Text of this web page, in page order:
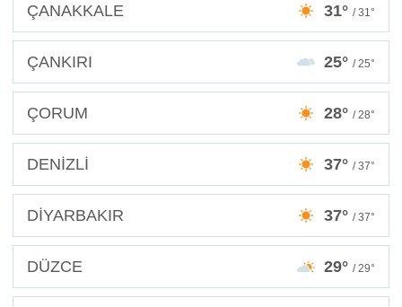
ÇANAKKALE 31° / 31°
ÇANKIRI 25° / 25°
ÇORUM 28° / 28°
DENİZLİ 37° / 37°
DİYARBAKIR 37° / 37°
DÜZCE 29° / 29°